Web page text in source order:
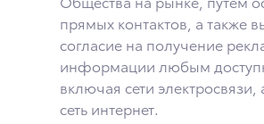
средств автоматизации.
3. Целью обработки персональных данных
осуществление взаимодействия Общества
и пользователями сайта.
4. Я даю согласие на передачу моих
третьим лицам, перечень которых
прямых контактов, а также
согласие на получение
информации любым
включая сети электросвязи,
сеть интернет.